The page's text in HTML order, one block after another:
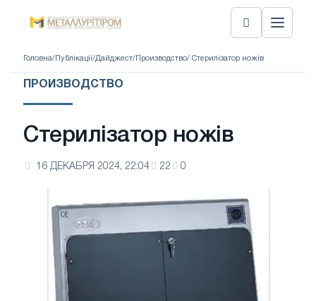
Головна/ Публікації/Дайджест/ Производство/ Стерилізатор ножів
ПРОИЗВОДСТВО
Стерилізатор ножів
16 ДЕКАБРЯ 2024, 22:04 22 0